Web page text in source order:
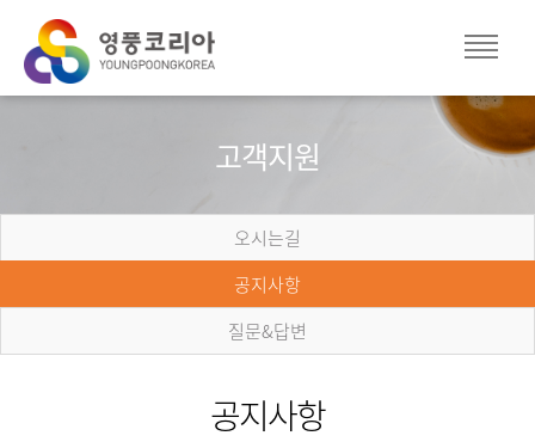
고객지원
오시는길
공지사항
질문&답변
공지사항